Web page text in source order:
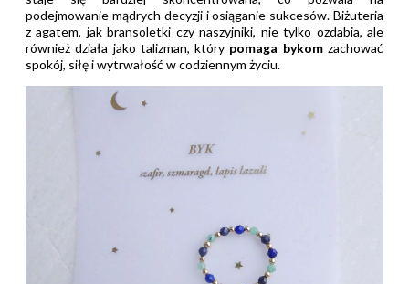
podejmowanie mądrych decyzji i osiąganie sukcesów. Biżuteria
z agatem, jak bransoletki czy naszyjniki, nie tylko ozdabia, ale
również działa jako talizman, który pomaga bykomzachować
spokój, siłę i wytrwałość w codziennym życiu.